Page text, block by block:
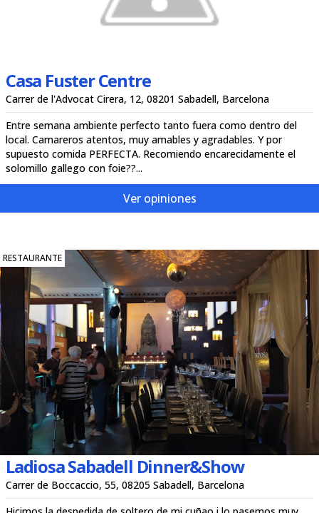
Casa Fuster Centre
Carrer de l'Advocat Cirera, 12, 08201 Sabadell, Barcelona
Entre semana ambiente perfecto tanto fuera como dentro del
local. Camareros atentos, muy amables y agradables. Y por
supuesto comida PERFECTA. Recomiendo encarecidamente el
solomillo gallego con foie??...
Ver opiniones
RESTAURANTE
Ladiosa Sabadell Dinner&Show
Carrer de Boccaccio, 55, 08205 Sabadell, Barcelona